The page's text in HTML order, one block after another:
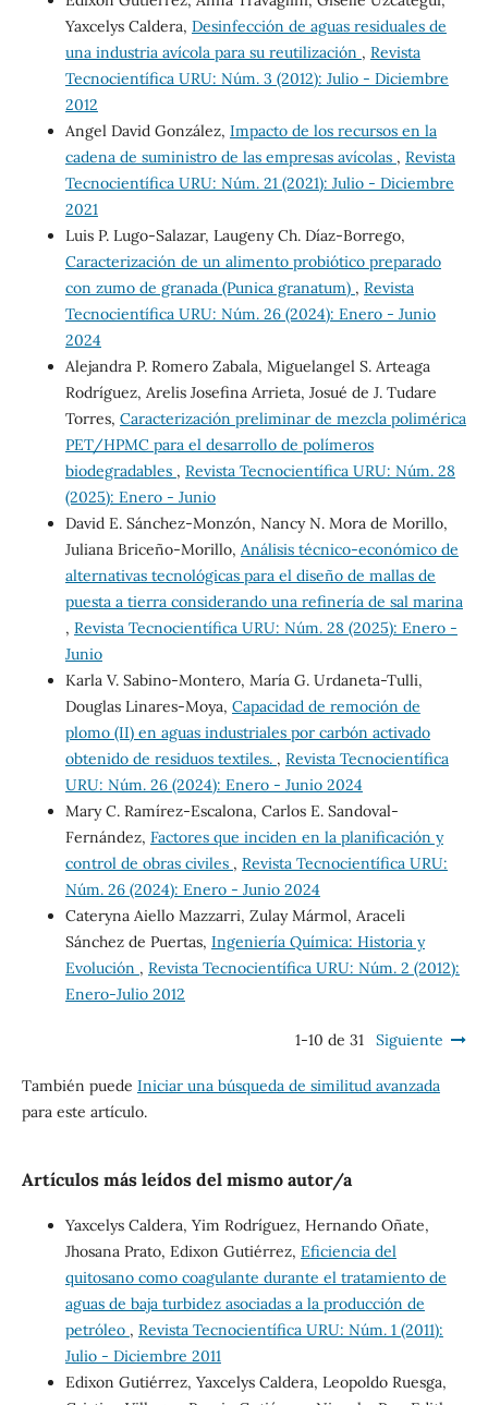
Yaxcelys Caldera, Desinfección de aguas residuales de
una industria avícola para su reutilización , Revista
Tecnocientífica URU: Núm. 3 (2012): Julio - Diciembre
2012
Angel David González, Impacto de los recursos en la
cadena de suministro de las empresas avícolas , Revista
Tecnocientífica URU: Núm. 21 (2021): Julio - Diciembre
2021
Luis P. Lugo-Salazar, Laugeny Ch. Díaz-Borrego,
Caracterización de un alimento probiótico preparado
con zumo de granada (Punica granatum) , Revista
Tecnocientífica URU: Núm. 26 (2024): Enero - Junio
2024
Alejandra P. Romero Zabala, Miguelangel S. Arteaga
Rodríguez, Arelis Josefina Arrieta, Josué de J. Tudare
Torres, Caracterización preliminar de mezcla polimérica
PET/HPMC para el desarrollo de polímeros
biodegradables , Revista Tecnocientífica URU: Núm. 28
(2025): Enero - Junio
David E. Sánchez-Monzón, Nancy N. Mora de Morillo,
Juliana Briceño-Morillo, Análisis técnico-económico de
alternativas tecnológicas para el diseño de mallas de
puesta a tierra considerando una refinería de sal marina
, Revista Tecnocientífica URU: Núm. 28 (2025): Enero -
Junio
Karla V. Sabino-Montero, María G. Urdaneta-Tulli,
Douglas Linares-Moya, Capacidad de remoción de
plomo (II) en aguas industriales por carbón activado
obtenido de residuos textiles. , Revista Tecnocientífica
URU: Núm. 26 (2024): Enero - Junio 2024
Mary C. Ramírez-Escalona, Carlos E. Sandoval-
Fernández, Factores que inciden en la planificación y
control de obras civiles , Revista Tecnocientífica URU:
Núm. 26 (2024): Enero - Junio 2024
Cateryna Aiello Mazzarri, Zulay Mármol, Araceli
Sánchez de Puertas, Ingeniería Química: Historia y
Evolución , Revista Tecnocientífica URU: Núm. 2 (2012):
Enero-Julio 2012
1-10 de 31 Siguiente
También puede Iniciar una búsqueda de similitud avanzada
para este artículo.
Artículos más leídos del mismo autor/a
Yaxcelys Caldera, Yim Rodríguez, Hernando Oñate,
Jhosana Prato, Edixon Gutiérrez, Eficiencia del
quitosano como coagulante durante el tratamiento de
aguas de baja turbidez asociadas a la producción de
petróleo , Revista Tecnocientífica URU: Núm. 1 (2011):
Julio - Diciembre 2011
Edixon Gutiérrez, Yaxcelys Caldera, Leopoldo Ruesga,